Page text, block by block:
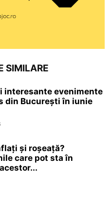
SIMILARE
interesante evenimente
din București în iunie
și roșeață?
care pot sta în